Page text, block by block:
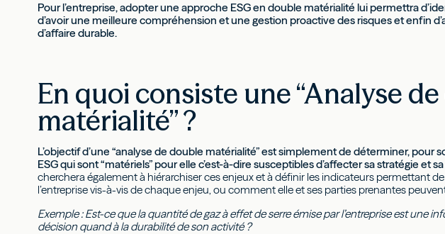
Pour l’entreprise, adopter une approche ESG en double matérialité lui permettra
d’avoir une meilleure compréhension et une gestion proactive des risques et enfin
d’affaire durable.
En quoi consiste une “Analyse
matérialité” ?
L’objectif d’une “analyse de double matérialité” est simplement de déterminer, pour
ESG qui sont “matériels” pour elle c’est-à-dire susceptibles d’affecter sa stratégie et
cherchera également à hiérarchiser ces enjeux et à définir les indicateurs permettant
l’entreprise vis-à-vis de chaque enjeu, ou comment elle et ses parties prenantes
Exemple : Est-ce que la quantité de gaz à effet de serre émise par l’entreprise est une
décision quand à la durabilité de son activité ?